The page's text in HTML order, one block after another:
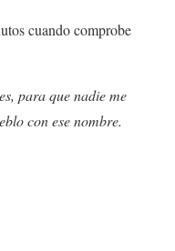
cuando comprobe
para que nadie me
con ese nombre.